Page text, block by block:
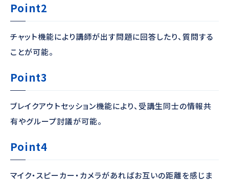
Point2
チャット機能により講師が出す問題に回答したり、質問する
ことが可能。
Point3
ブレイクアウトセッション機能により、受講生同士の情報共
有やグループ討議が可能。
Point4
マイク・スピーカー・カメラがあればお互いの距離を感じま